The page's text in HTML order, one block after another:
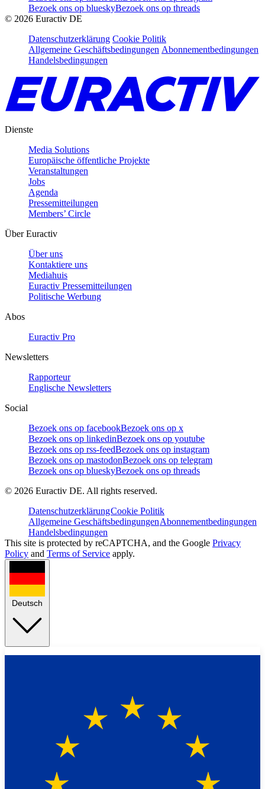
Bezoek ons op blueskyBezoek ons op threads
© 2026 Euractiv DE
Datenschutzerklärung Cookie Politik
Allgemeine Geschäftsbedingungen Abonnementbedingungen
Handelsbedingungen
Dienste
Media Solutions
Europäische öffentliche Projekte
Veranstaltungen
Jobs
Agenda
Pressemitteilungen
Members’ Circle
Über Euractiv
Über uns
Kontaktiere uns
Mediahuis
Euractiv Pressemitteilungen
Politische Werbung
Abos
Euractiv Pro
Newsletters
Rapporteur
Englische Newsletters
Social
Bezoek ons op facebookBezoek ons op x
Bezoek ons op linkedinBezoek ons op youtube
Bezoek ons op rss-feedBezoek ons op instagram
Bezoek ons op mastodonBezoek ons op telegram
Bezoek ons op blueskyBezoek ons op threads
© 2026 Euractiv DE. All rights reserved.
DatenschutzerklärungCookie Politik
Allgemeine GeschäftsbedingungenAbonnementbedingungen
Handelsbedingungen
This site is protected by reCAPTCHA, and the Google Privacy
Policy and Terms of Service apply.
Deutsch